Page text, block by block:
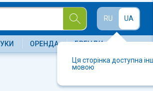
RU UA
Ця сторінка доступна
мовою
ОРЕНДА БРЕНДИ